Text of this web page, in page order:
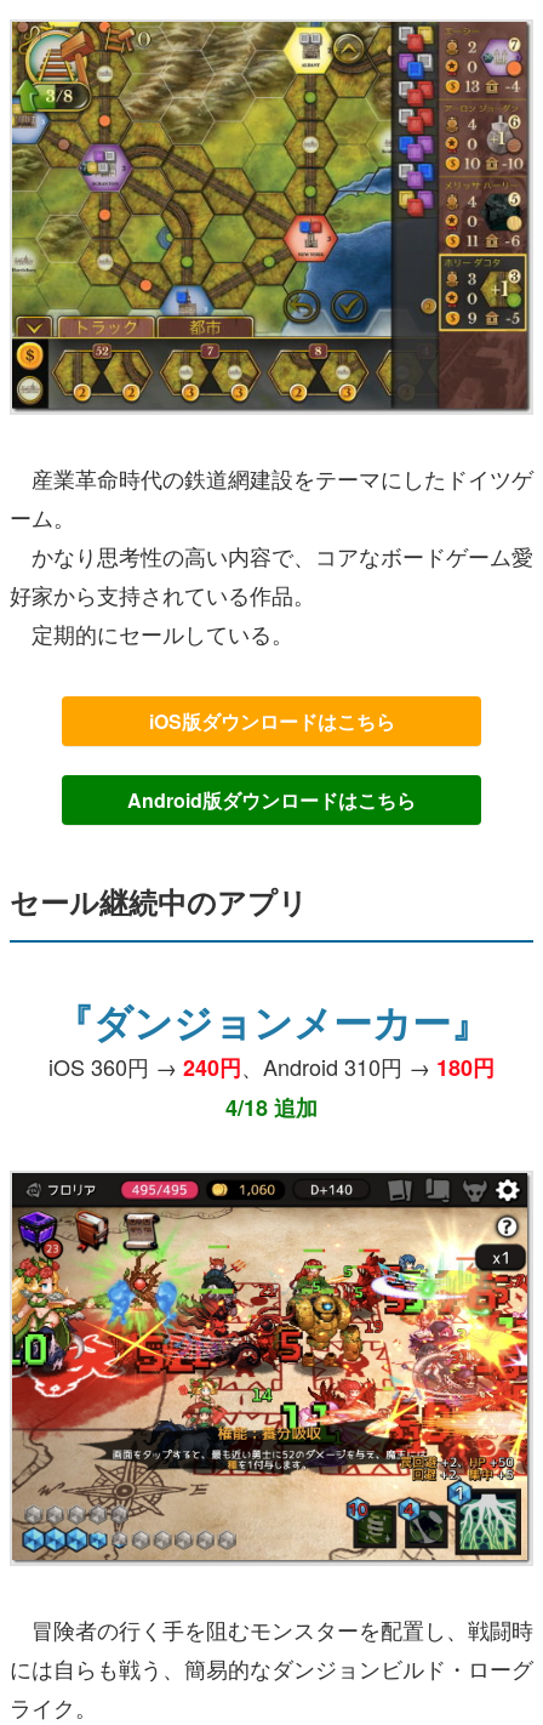
産業革命時代の鉄道網建設をテーマにしたドイツゲ
ーム。
かなり思考性の高い内容で、コアなボードゲーム愛
好家から支持されている作品。
定期的にセールしている。
iOS版ダウンロードはこちら
Android版ダウンロードはこちら
セール継続中のアプリ
『ダンジョンメーカー』
iOS 360円 → 240円、Android 310円 → 180円
4/18 追加
冒険者の行く手を阻むモンスターを配置し、戦闘時
には自らも戦う、簡易的なダンジョンビルド・ローグ
ライク。